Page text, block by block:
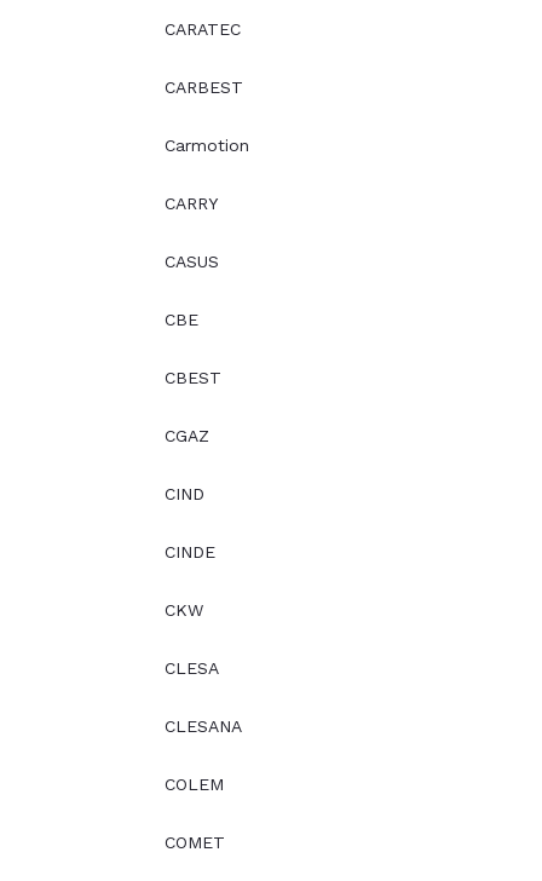
CARATEC
CARBEST
Carmotion
CARRY
CASUS
CBE
CBEST
CGAZ
CIND
CINDE
CKW
CLESA
CLESANA
COLEM
COMET